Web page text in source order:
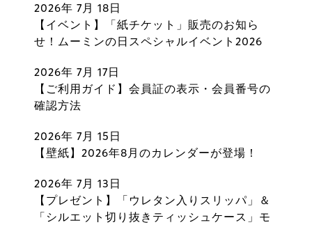
2026年 7月 18日
【イベント】「紙チケット」販売のお知ら
せ！ムーミンの日スペシャルイベント2026
2026年 7月 17日
【ご利用ガイド】会員証の表示・会員番号の
確認方法
2026年 7月 15日
【壁紙】2026年8月のカレンダーが登場！
2026年 7月 13日
【プレゼント】「ウレタン入りスリッパ」＆
「シルエット切り抜きティッシュケース」モ